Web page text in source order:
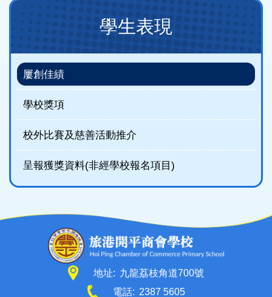
Main
(new)
學生表現
屢創佳績
學校獎項
校外比賽及慈善活動推介
呈報獲獎資料(非經學校報名項目)
地址: 九龍荔枝角道700號
電話: 2387 5605